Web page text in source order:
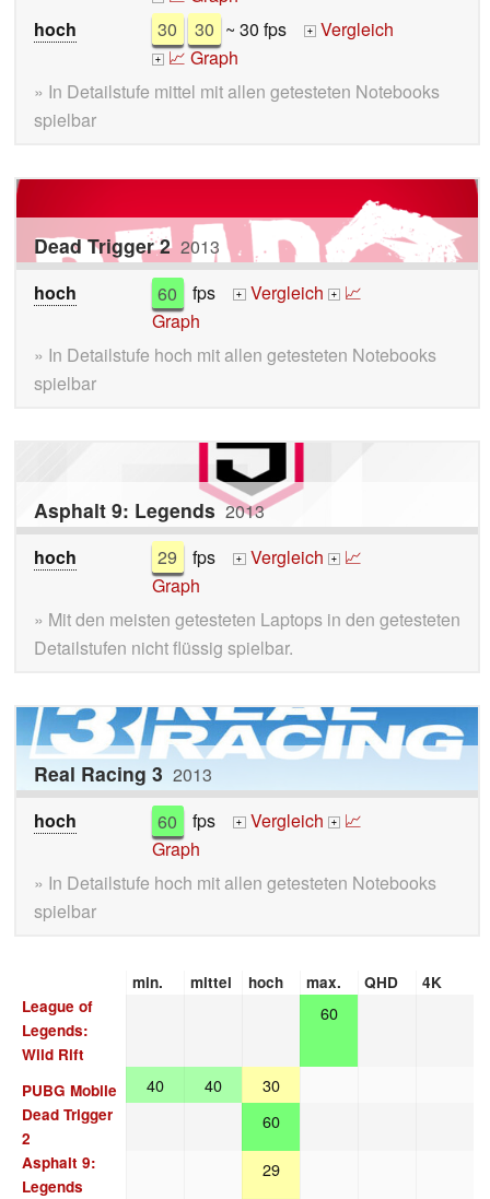
hoch
30 30 ~ 30 fps + Vergleich
+ 📈 Graph
» In Detailstufe mittel mit allen getesteten Notebooks
spielbar
Dead Trigger 2 2013
hoch
60 fps + Vergleich +
📈
Graph
» In Detailstufe hoch mit allen getesteten Notebooks
spielbar
Asphalt 9: Legends 2013
hoch
29 fps + Vergleich +
📈
Graph
» Mit den meisten getesteten Laptops in den getesteten
Detailstufen nicht flüssig spielbar.
Real Racing 3 2013
hoch
60 fps + Vergleich +
📈
Graph
» In Detailstufe hoch mit allen getesteten Notebooks
spielbar
min. mittel hoch max. QHD
4K
League of
Legends:
Wild Rift
60
PUBG Mobile 40 40 30
Dead Trigger
2
60
Asphalt 9:
Legends
29